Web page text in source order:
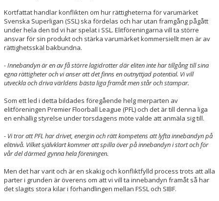
Kortfattat handlar konflikten om hur rättigheterna för varumärket
Svenska Superligan (SSL) ska fördelas och har utan framgång pågått
under hela den tid vi har spelat i SSL. Elitföreningarna vill ta större
ansvar för sin produkt och stärka varumärket kommersiellt men är av
rättighetsskäl bakbundna.
- Innebandyn är en av få större lagidrotter där eliten inte har tillgång till sina
egna rättigheter och vi anser att det finns en outnyttjad potential. Vi vill
utveckla och driva världens bästa liga framåt men står och stampar.
Som ett led i detta bildades föregående helg merparten av
elitföreningen Premier Floorball League (PFL) och det är till denna liga
en enhällig styrelse under torsdagens möte valde att anmäla sig till.
- Vi tror att PFL har drivet, energin och rätt kompetens att lyfta innebandyn på
elitnivå. Vilket självklart kommer att spilla över på innebandyn i stort och för
vår del därmed gynna hela föreningen.
Men det har varit och är en skakig och konfliktfylld process trots att alla
parter i grunden är överens om att vi vill ta innebandyn framåt så har
det slagits stora kilar i förhandlingen mellan FSSL och SIBF.